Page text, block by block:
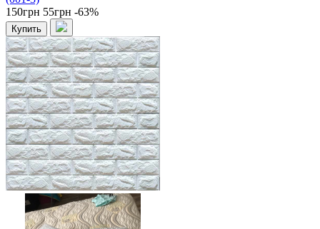
150грн 55грн -63%
Купить